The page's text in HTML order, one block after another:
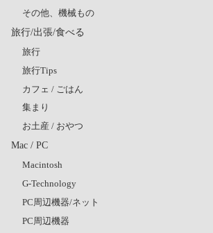
その他、機械もの
旅行/出張/食べる
旅行
旅行Tips
カフェ / ごはん
集まり
お土産 / おやつ
Mac / PC
Macintosh
G-Technology
PC周辺機器/ネット
PC周辺機器